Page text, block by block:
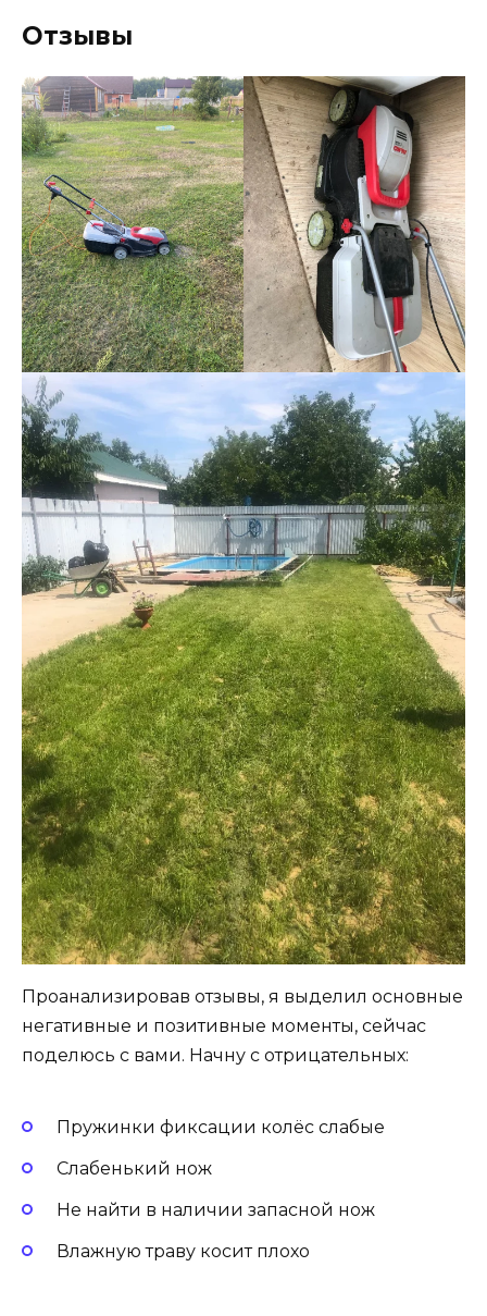
Отзывы
Проанализировав отзывы, я выделил основные
негативные и позитивные моменты, сейчас
поделюсь с вами. Начну с отрицательных:
Пружинки фиксации колёс слабые
Слабенький нож
Не найти в наличии запасной нож
Влажную траву косит плохо